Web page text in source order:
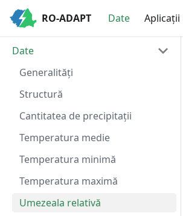
RO-ADAPT Date Aplicații
Date
Generalități
Structură
Cantitatea de precipitații
Temperatura medie
Temperatura minimă
Temperatura maximă
Umezeala relativă